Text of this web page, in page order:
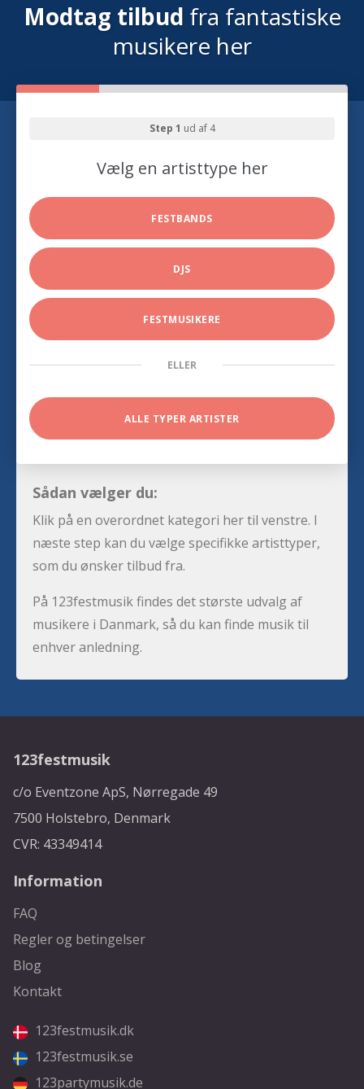
Modtag tilbud fra fantastiske
musikere her
Step 1 ud af 4
Vælg en artisttype her
FESTBANDS
DJS
FESTMUSIKERE
ELLER
ALLE TYPER ARTISTER
Sådan vælger du:
Klik på en overordnet kategori her til venstre. I
næste step kan du vælge specifikke artisttyper,
som du ønsker tilbud fra.
På 123festmusik findes det største udvalg af
musikere i Danmark, så du kan finde musik til
enhver anledning.
123festmusik
c/o Eventzone ApS, Nørregade 49
7500 Holstebro, Denmark
CVR: 43349414
Information
FAQ
Regler og betingelser
Blog
Kontakt
123festmusik.dk
123festmusik.se
123partymusik.de